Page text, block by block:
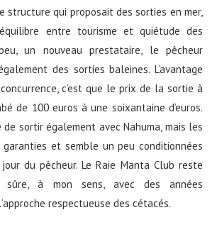
structure qui proposait des sorties en mer,
entre tourisme et quiétude des
un nouveau prestataire, le pêcheur
des sorties baleines. L’avantage
c’est que le prix de la sortie à
de 100 euros à une soixantaine d’euros.
de sortir également avec Nahuma, mais les
et semble un peu conditionnées
du pêcheur. Le Raie Manta Club reste
à mon sens, avec des années
respectueuse des cétacés.